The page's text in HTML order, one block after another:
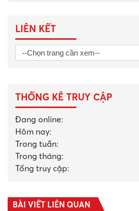
LIÊN KẾT
THỐNG KÊ TRUY CẬP
Đang online:
Hôm nay:
Trong tuần:
Trong tháng:
Tổng truy cập:
BÀI VIẾT LIÊN QUAN